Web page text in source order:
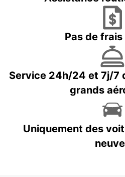
Pas de
Service 24h/24 et 7j/7
grands
Uniquement des